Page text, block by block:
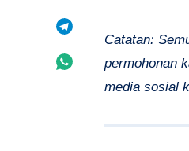
Telegram
Share
Whatsapp
Catatan:
permohonan
media sosial